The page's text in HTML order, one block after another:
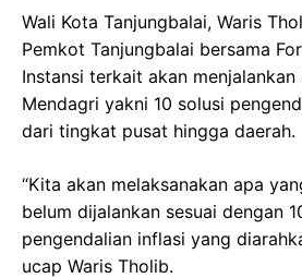
Wali Kota Tanjungbalai, Waris
Pemkot Tanjungbalai bersama
Instansi terkait akan menjalankan
Mendagri yakni 10 solusi
dari tingkat pusat hingga daerah.
“Kita akan melaksanakan apa
belum dijalankan sesuai dengan
pengendalian inflasi yang
ucap Waris Tholib.